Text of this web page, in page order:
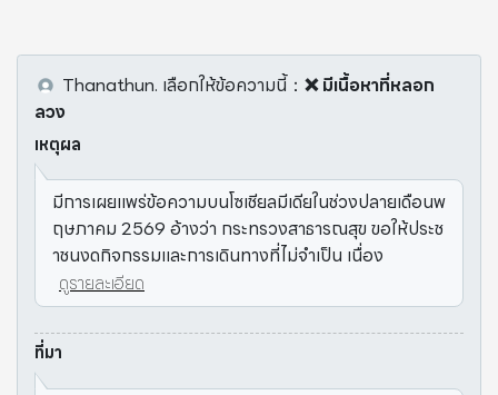
Thanathun. เลือกให้ข้อความนี้： ❌ มีเนื้อหาที่หลอก
ลวง
เหตุผล
มีการเผยแพร่ข้อความบนโซเชียลมีเดียในช่วงปลายเดือนพ
ฤษภาคม 2569 อ้างว่า กระทรวงสาธารณสุข ขอให้ประช
าชนงดกิจกรรมและการเดินทางที่ไม่จำเป็น เนื่อง
ดูรายละเอียด
ที่มา